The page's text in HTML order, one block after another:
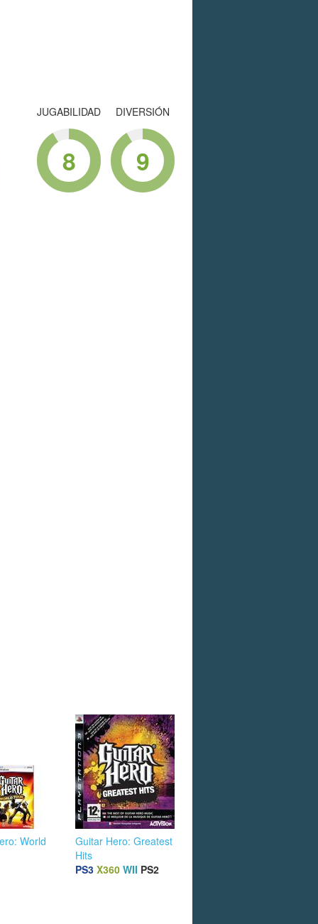
DIVERSIÓN
9
JUGABILIDAD
8
World
Guitar Hero: Greatest
Hits
PS3 X360 WII PS2